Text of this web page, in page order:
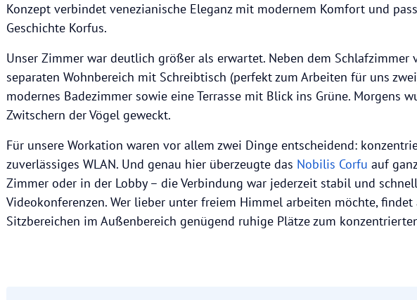
Konzept verbindet venezianische Eleganz mit modernem Komfort und
Geschichte Korfus.
Unser Zimmer war deutlich größer als erwartet. Neben dem Schlafzimmer
separaten Wohnbereich mit Schreibtisch (perfekt zum Arbeiten für uns
modernes Badezimmer sowie eine Terrasse mit Blick ins Grüne. Morgens
Zwitschern der Vögel geweckt.
Für unsere Workation waren vor allem zwei Dinge entscheidend:
zuverlässiges WLAN. Und genau hier überzeugte das Nobilis Corfu auf
Zimmer oder in der Lobby – die Verbindung war jederzeit stabil und
Videokonferenzen. Wer lieber unter freiem Himmel arbeiten möchte, findet
Sitzbereichen im Außenbereich genügend ruhige Plätze zum